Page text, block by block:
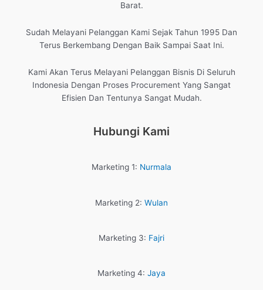
Barat.
Sudah Melayani Pelanggan Kami Sejak Tahun 1995 Dan
Terus Berkembang Dengan Baik Sampai Saat Ini.
Kami Akan Terus Melayani Pelanggan Bisnis Di Seluruh
Indonesia Dengan Proses Procurement Yang Sangat
Efisien Dan Tentunya Sangat Mudah.
Hubungi Kami
Marketing 1: Nurmala
Marketing 2: Wulan
Marketing 3: Fajri
Marketing 4: Jaya